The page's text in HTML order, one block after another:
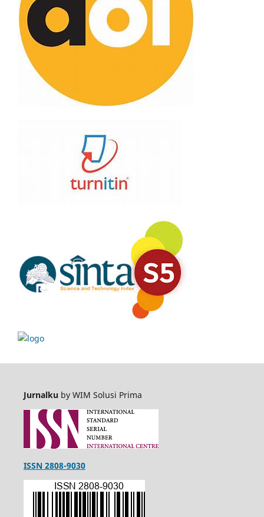
Jurnalku by WIM Solusi Prima
ISSN 2808-9030